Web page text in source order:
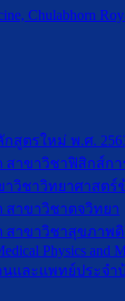
ตรใหม่ พ.ศ.
าขาวิชาฟิสิกส์กา
วิชาวิทยาศาสตร์
าขาวิชาตจวิทยา
าขาวิชาสุขภาพดิ
Physics and
และแพทย์ประจำ